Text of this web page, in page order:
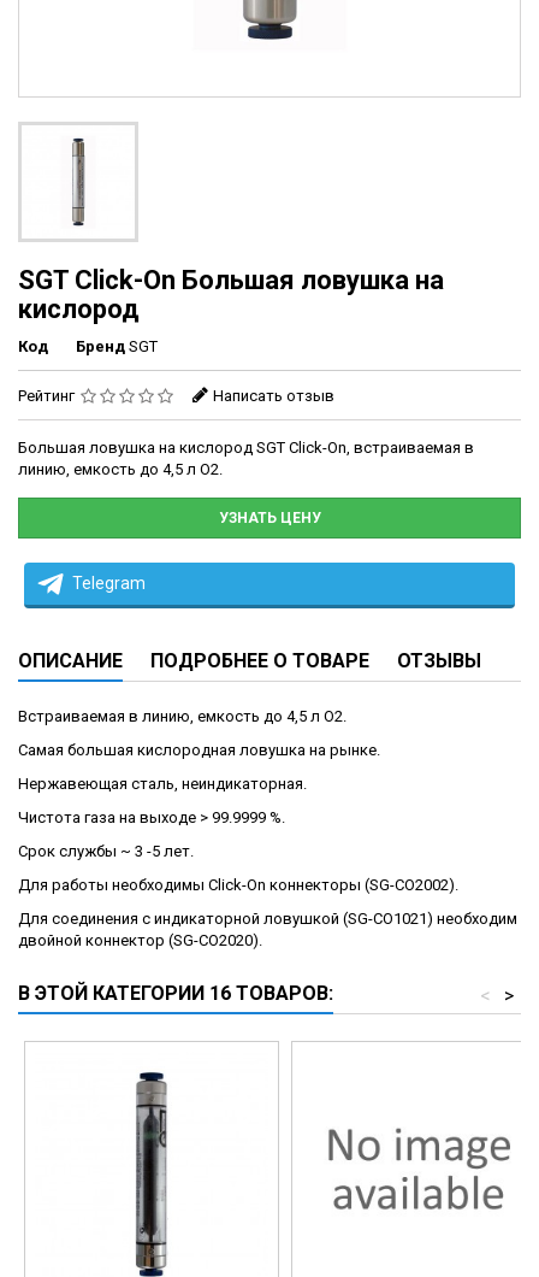
SGT Click-On Большая ловушка на
кислород
Код Бренд SGT
Рейтинг Написать отзыв
Большая ловушка на кислород SGT Click-On, встраиваемая в
линию, емкость до 4,5 л O2.
УЗНАТЬ ЦЕНУ
Telegram
ОПИСАНИЕ ПОДРОБНЕЕ О ТОВАРЕ ОТЗЫВЫ
Встраиваемая в линию, емкость до 4,5 л O2.
Самая большая кислородная ловушка на рынке.
Нержавеющая сталь, неиндикаторная.
Чистота газа на выходе > 99.9999 %.
Срок службы ~ 3 -5 лет.
Для работы необходимы Click-On коннекторы (SG-CO2002).
Для соединения с индикаторной ловушкой (SG-CO1021) необходим
двойной коннектор (SG-CO2020).
В ЭТОЙ КАТЕГОРИИ 16 ТОВАРОВ: >
<